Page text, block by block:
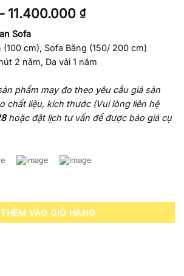
11.400.000 ₫Khoảng
5.700.000 ₫
đến
Sofa
(100 cm), Sofa Băng (150/ 200 cm)
2 năm, Da vải 1 năm
phẩm may đo theo yêu cầu giá sản
chất liệu, kích thước(Vui lòng liên hệ
hoặc đặt lịch tư vấn để được báo giá cụ
THÊM VÀO GIỎ HÀNG